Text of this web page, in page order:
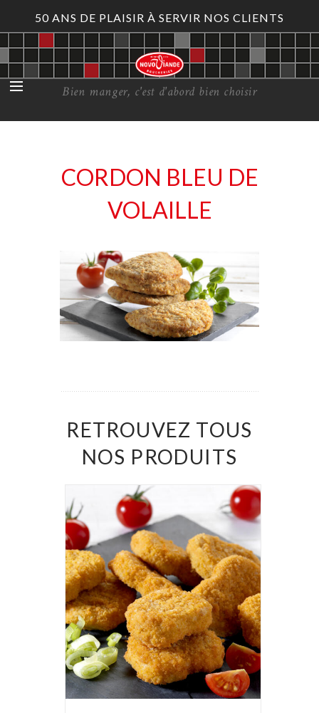
50 ANS DE PLAISIR À SERVIR NOS CLIENTS
Bien manger, c'est d'abord bien choisir
CORDON BLEU DE
VOLAILLE
RETROUVEZ TOUS
NOS PRODUITS